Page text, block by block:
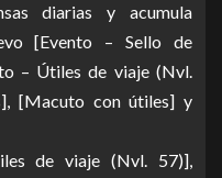
diarias y acumula
[Evento – Sello de
– Útiles de viaje (Nvl.
[Macuto con útiles] y
de viaje (Nvl. 57)],